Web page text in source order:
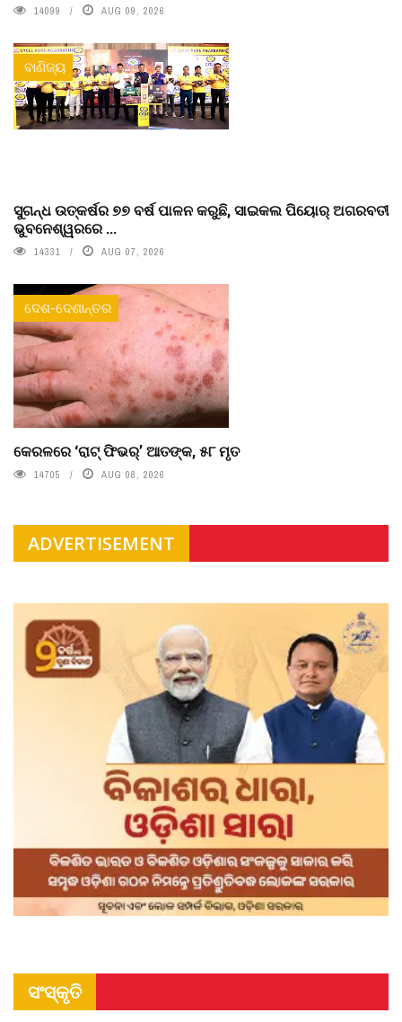
14099 AUG 09, 2026
ବାଣିଜ୍ୟ
ସୁଗନ୍ଧ ଉତ୍କର୍ଷର ୭୭ ବର୍ଷ ପାଳନ କରୁଛି, ସାଇକଲ ପିୟୋର୍‌ ଅଗରବତୀ
ଭୁବନେଶ୍ୱରରେ ...
14331 AUG 07, 2026
ଦେଶ-ଦେଶାନ୍ତର
କେରଳରେ ‘ରାଟ୍ ଫିଭର୍’ ଆତଙ୍କ, ୫୮ ମୃତ
14705 AUG 08, 2026
ADVERTISEMENT
ସଂସ୍କୃତି